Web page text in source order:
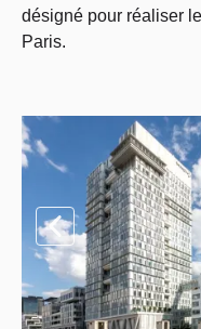
désigné pour réaliser
Paris.